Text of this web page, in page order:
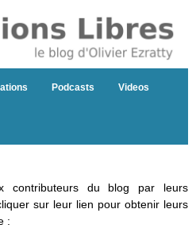
Podcasts Videos
contributeurs du blog par leurs
sur leur lien pour obtenir leurs
: